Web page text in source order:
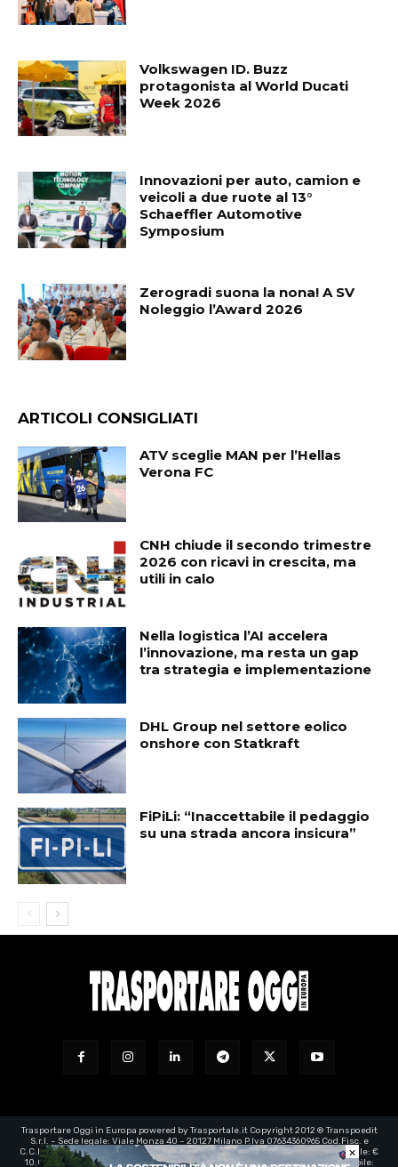
Volkswagen ID. Buzz
protagonista al World Ducati
Week 2026
Innovazioni per auto, camion e
veicoli a due ruote al 13°
Schaeffler Automotive
Symposium
Zerogradi suona la nona! A SV
Noleggio l’Award 2026
ARTICOLI CONSIGLIATI
ATV sceglie MAN per l’Hellas
Verona FC
CNH chiude il secondo trimestre
2026 con ricavi in crescita, ma
utili in calo
Nella logistica l’AI accelera
l’innovazione, ma resta un gap
tra strategia e implementazione
DHL Group nel settore eolico
onshore con Statkraft
FiPiLi: “Inaccettabile il pedaggio
su una strada ancora insicura”
Trasportare Oggi in Europa powered by Trasportale.it Copyright 2012 ® Transpoedit
S.r.l. – Sede legale: Viale Monza 40 – 20127 Milano P.Iva 07634360965 Cod.Fisc. e
C.C.I.A.A. Milano registro imprese: 07634360965 – Rea n° 1973199 - Capitale Sociale: €
10.000,00 – e-mail certificata:transpoedit@legalmail.it- Direttore responsabile:
×